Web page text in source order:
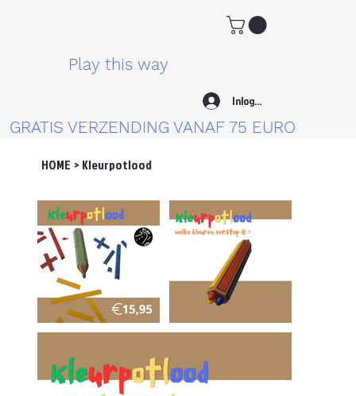
Play this way
Inloggen
GRATIS VERZENDING VANAF 75 EURO
HOME > Kleurpotlood